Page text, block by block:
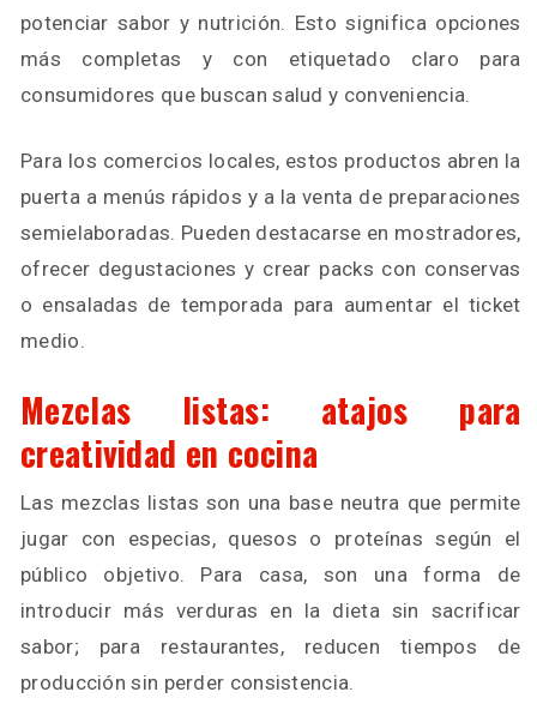
potenciar sabor y nutrición. Esto significa opciones
más completas y con etiquetado claro para
consumidores que buscan salud y conveniencia.
Para los comercios locales, estos productos abren la
puerta a menús rápidos y a la venta de preparaciones
semielaboradas. Pueden destacarse en mostradores,
ofrecer degustaciones y crear packs con conservas
o ensaladas de temporada para aumentar el ticket
medio.
Mezclas listas: atajos para
creatividad en cocina
Las mezclas listas son una base neutra que permite
jugar con especias, quesos o proteínas según el
público objetivo. Para casa, son una forma de
introducir más verduras en la dieta sin sacrificar
sabor; para restaurantes, reducen tiempos de
producción sin perder consistencia.